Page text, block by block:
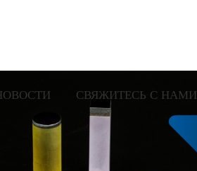
СВЯЖИТЕСЬ С НАМИ